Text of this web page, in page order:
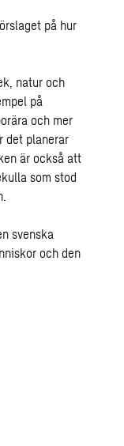
på hur
natur och
på
och mer
det planerar
är också att
som stod
svenska
och den